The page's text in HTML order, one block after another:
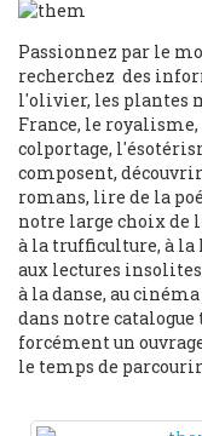
Passionnez par le
recherchez des
l'olivier, les plantes
France, le
colportage,
composent,
romans, lire de la
notre large choix de
à la trufficulture, à la
aux lectures
à la danse, au
dans notre
forcément un
le temps de